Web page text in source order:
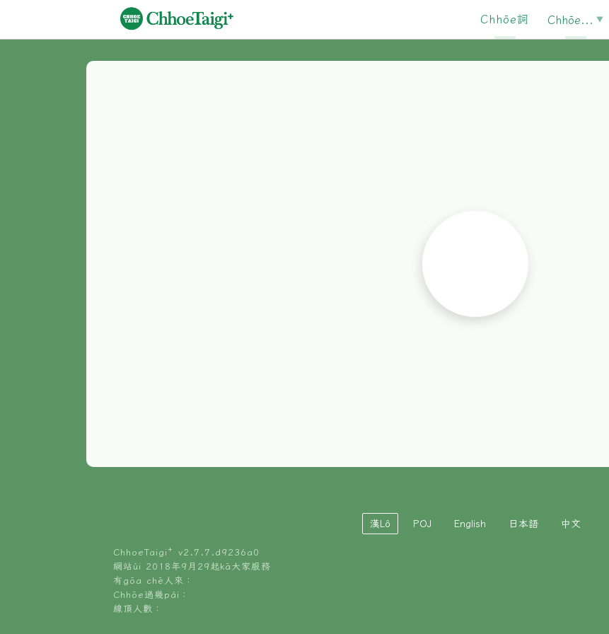
Chhōe詞 Chhōe...
漢Lô POJ English 日本語 中文
ChhoeTaigi⁺ v2.7.7.d9236a0
網站ùi 2018年9月29起kā大家服務
有gōa chē人來：
Chhōe過幾pái：
線頂人數：